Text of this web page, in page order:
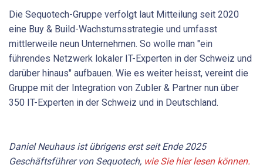
Die Sequotech-Gruppe verfolgt laut Mitteilung seit 2020
eine Buy & Build-Wachstumsstrategie und umfasst
mittlerweile neun Unternehmen. So wolle man "ein
führendes Netzwerk lokaler IT-Experten in der Schweiz und
darüber hinaus" aufbauen. Wie es weiter heisst, vereint die
Gruppe mit der Integration von Zubler & Partner nun über
350 IT-Experten in der Schweiz und in Deutschland.
Daniel Neuhaus ist übrigens erst seit Ende 2025
Geschäftsführer von Sequotech, wie Sie hier lesen können.